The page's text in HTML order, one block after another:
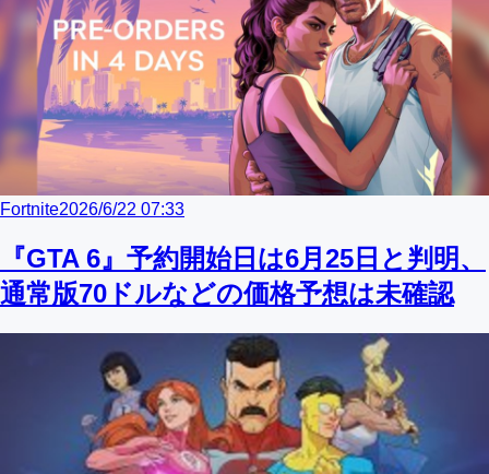
Fortnite2026/6/22 07:33
『GTA 6』予約開始日は6月25日と判明、
通常版70ドルなどの価格予想は未確認